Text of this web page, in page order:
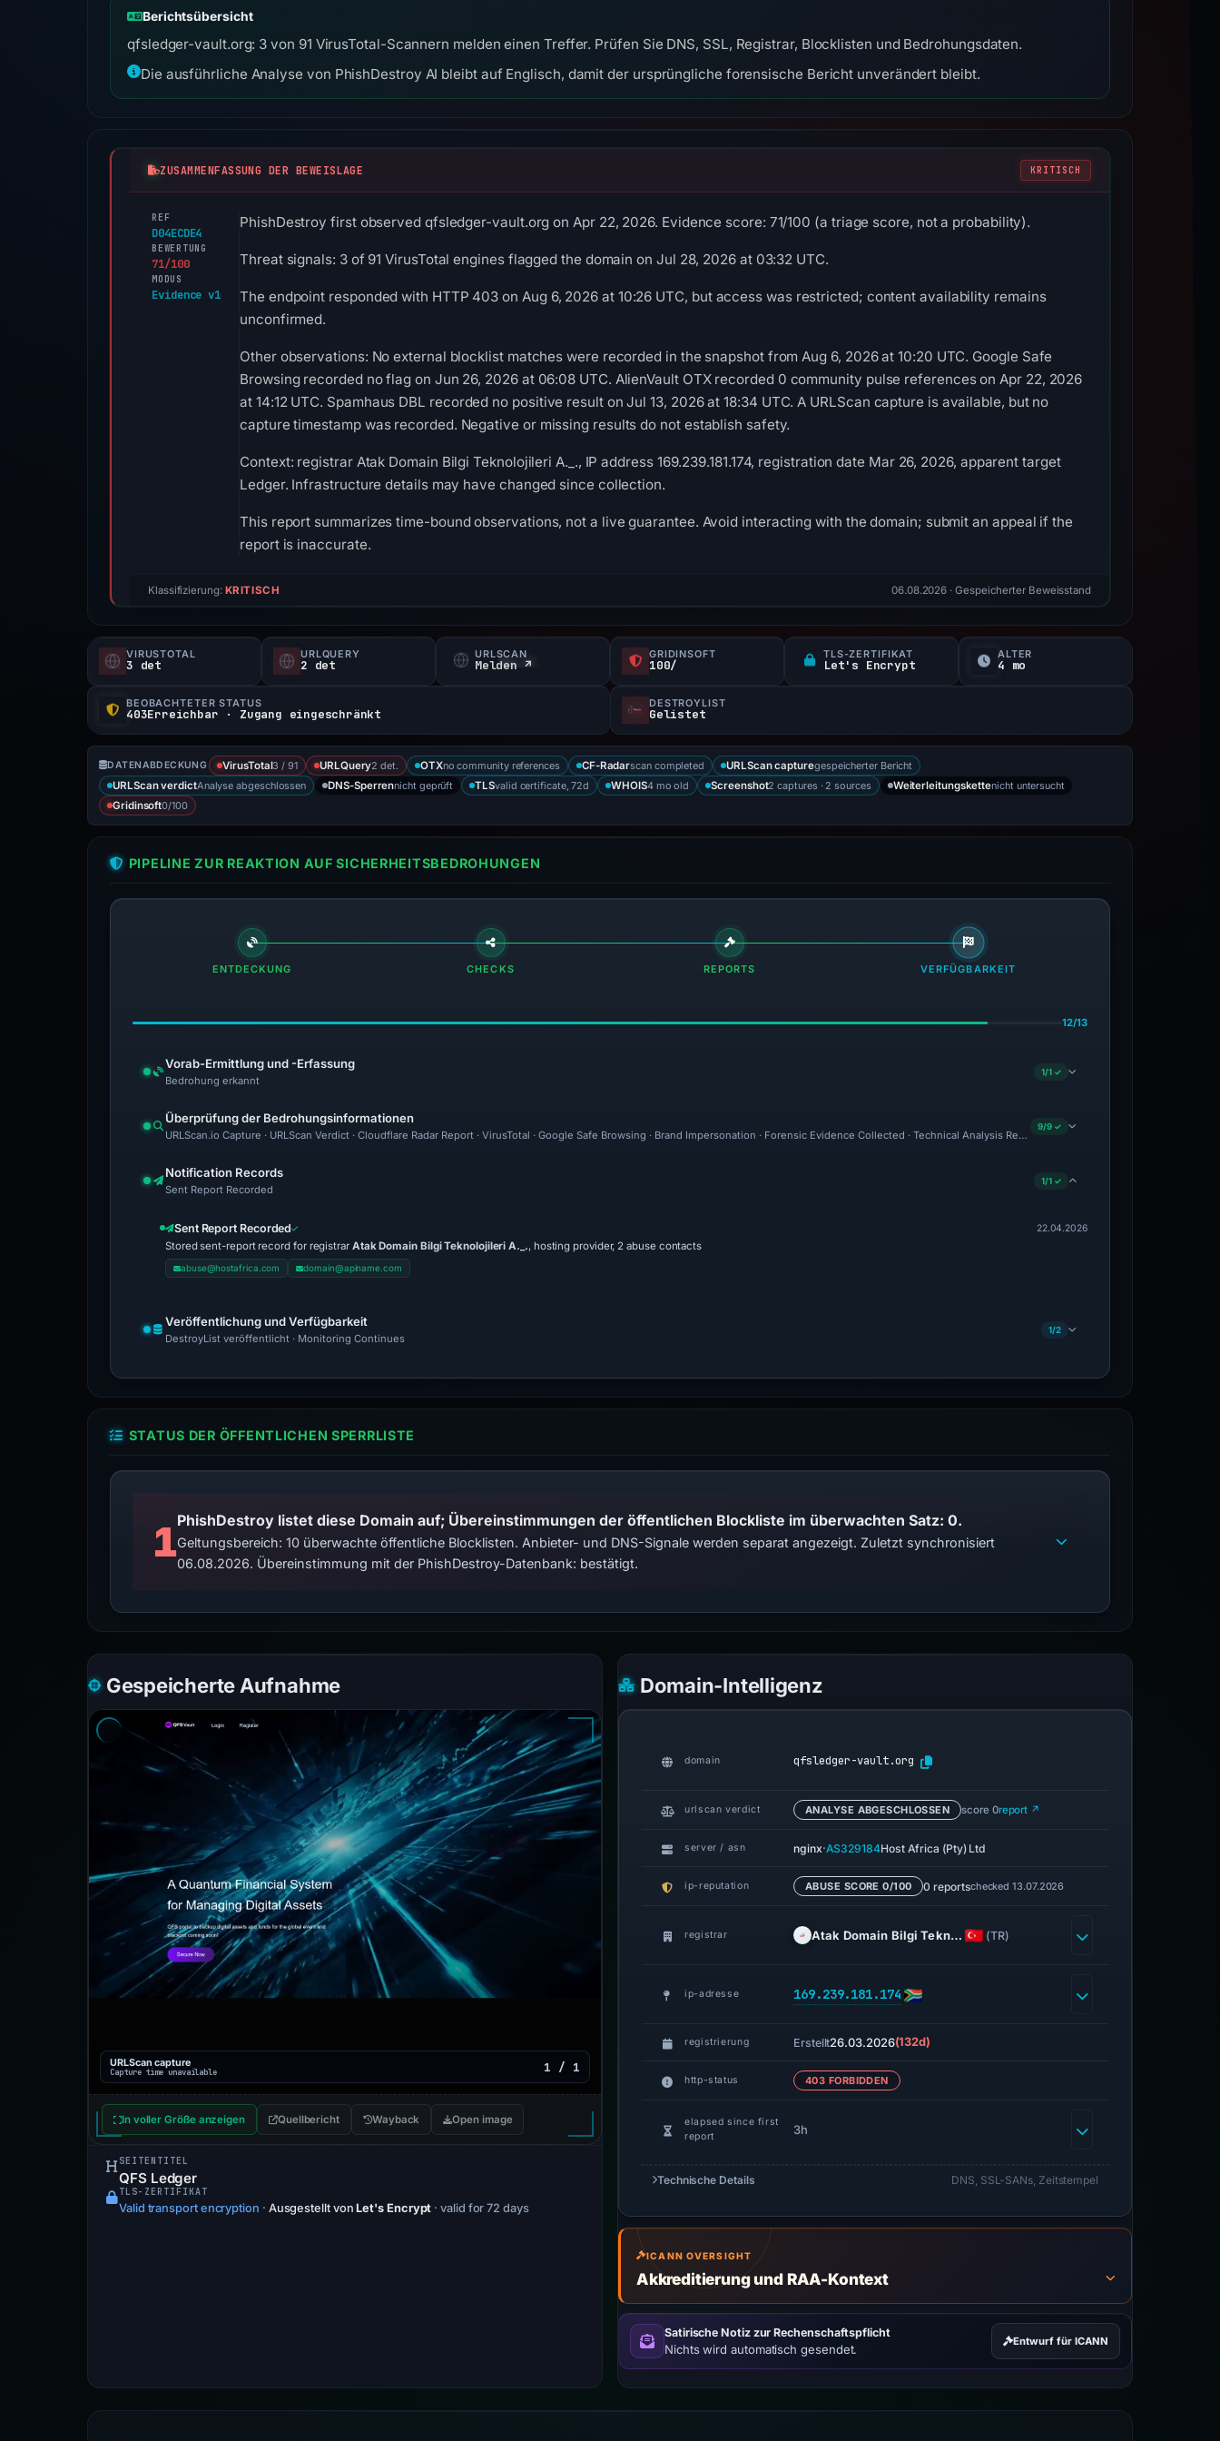
Berichtsübersicht
qfsledger-vault.org: 3 von 91 VirusTotal-Scannern melden einen Treffer. Prüfen Sie DNS, SSL, Registrar, Blocklisten und Bedrohungsdaten.
Die ausführliche Analyse von PhishDestroy AI bleibt auf Englisch, damit der ursprüngliche forensische Bericht unverändert bleibt.
ZUSAMMENFASSUNG DER BEWEISLAGE KRITISCH
REF
D04ECDE4
BEWERTUNG
71/100
MODUS
Evidence v1
PhishDestroy first observed qfsledger-vault.org on Apr 22, 2026. Evidence score: 71/100 (a triage score, not a probability).
Threat signals: 3 of 91 VirusTotal engines flagged the domain on Jul 28, 2026 at 03:32 UTC.
The endpoint responded with HTTP 403 on Aug 6, 2026 at 10:26 UTC, but access was restricted; content availability remains
unconfirmed.
Other observations: No external blocklist matches were recorded in the snapshot from Aug 6, 2026 at 10:20 UTC. Google Safe
Browsing recorded no flag on Jun 26, 2026 at 06:08 UTC. AlienVault OTX recorded 0 community pulse references on Apr 22, 2026
at 14:12 UTC. Spamhaus DBL recorded no positive result on Jul 13, 2026 at 18:34 UTC. A URLScan capture is available, but no
capture timestamp was recorded. Negative or missing results do not establish safety.
Context: registrar Atak Domain Bilgi Teknolojileri A._., IP address 169.239.181.174, registration date Mar 26, 2026, apparent target
Ledger. Infrastructure details may have changed since collection.
This report summarizes time-bound observations, not a live guarantee. Avoid interacting with the domain; submit an appeal if the
report is inaccurate.
Klassifizierung: KRITISCH 06.08.2026 · Gespeicherter Beweisstand
VIRUSTOTAL
3 det
URLQUERY
2 det
URLSCAN
Melden ↗
GRIDINSOFT
100/
TLS-ZERTIFIKAT
Let's Encrypt
ALTER
4 mo
BEOBACHTETER STATUS
403Erreichbar · Zugang eingeschränkt
DESTROYLIST
Gelistet
DATENABDECKUNG VirusTotal3 / 91 URLQuery2 det. OTXno community references CF-Radarscan completed URLScan capturegespeicherter Bericht
URLScan verdictAnalyse abgeschlossen DNS-Sperrennicht geprüft TLSvalid certificate, 72d WHOIS4 mo old Screenshot2 captures · 2 sources Weiterleitungskettenicht untersucht
Gridinsoft0/100
PIPELINE ZUR REAKTION AUF SICHERHEITSBEDROHUNGEN
ENTDECKUNG CHECKS REPORTS VERFÜGBARKEIT
12/13
Vorab-Ermittlung und -Erfassung
Bedrohung erkannt
1/1 ✓
Überprüfung der Bedrohungsinformationen
URLScan.io Capture · URLScan Verdict · Cloudflare Radar Report · VirusTotal · Google Safe Browsing · Brand Impersonation · Forensic Evidence Collected · Technical Analysis Recorded · VT Detection +2
9/9 ✓
Notification Records
Sent Report Recorded
1/1 ✓
Sent Report Recorded
Stored sent-report record for registrar Atak Domain Bilgi Teknolojileri A._., hosting provider, 2 abuse contacts
abuse@hostafrica.com domain@apiname.com
22.04.2026
Veröffentlichung und Verfügbarkeit
DestroyList veröffentlicht · Monitoring Continues
1/2
STATUS DER ÖFFENTLICHEN SPERRLISTE
1PhishDestroy listet diese Domain auf; Übereinstimmungen der öffentlichen Blockliste im überwachten Satz: 0.
Geltungsbereich: 10 überwachte öffentliche Blocklisten. Anbieter- und DNS-Signale werden separat angezeigt. Zuletzt synchronisiert
06.08.2026. Übereinstimmung mit der PhishDestroy-Datenbank: bestätigt.
Gespeicherte Aufnahme
URLScan capture
Capture time unavailable 1 / 1
In voller Größe anzeigen Quellbericht Wayback Open image
SEITENTITEL
QFS Ledger
TLS-ZERTIFIKAT
Valid transport encryption · Ausgestellt vonLet's Encrypt · valid for 72 days
Domain-Intelligenz
domain qfsledger-vault.org
urlscan verdict ANALYSE ABGESCHLOSSEN score 0report ↗
server / asn nginx·AS329184Host Africa (Pty) Ltd
ip-reputation ABUSE SCORE 0/100 0 reportschecked 13.07.2026
registrar Atak Domain Bilgi Tekn… (TR)
ip-adresse 169.239.181.174
registrierung Erstellt26.03.2026(132d)
http-status 403 FORBIDDEN
elapsed since first
report
3h
Technische Details DNS, SSL-SANs, Zeitstempel
ICANN OVERSIGHT
Akkreditierung und RAA-Kontext
Satirische Notiz zur Rechenschaftspflicht
Nichts wird automatisch gesendet.
Entwurf für ICANN